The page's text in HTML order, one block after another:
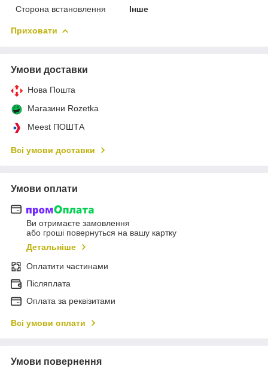
Сторона встановлення Інше
Приховати
Умови доставки
Нова Пошта
Магазини Rozetka
Meest ПОШТА
Всі умови доставки
Умови оплати
Ви отримаєте замовлення
або гроші повернуться на вашу картку
Детальніше
Оплатити частинами
Післяплата
Оплата за реквізитами
Всі умови оплати
Умови повернення